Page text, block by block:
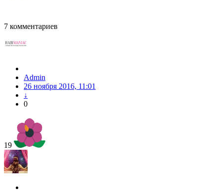
7 комментариев
Admin
26 ноября 2016, 11:01
↓
0
19